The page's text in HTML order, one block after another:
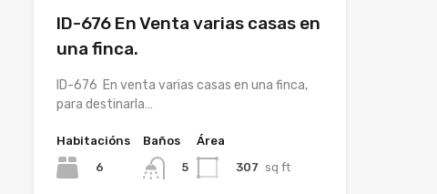
ID-676 En Venta varias casas en
una finca.
ID-676 En venta varias casas en una finca,
para destinarla…
Habitacións
6
Baños
5
Área
307 sq ft